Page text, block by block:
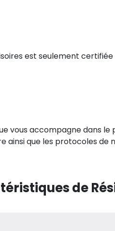
est seulement
vous accompagne dans le
ainsi que les protocoles de
de